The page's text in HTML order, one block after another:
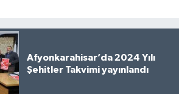
Afyonkarahisar’da 2024 Yılı
Şehitler Takvimi yayınlandı